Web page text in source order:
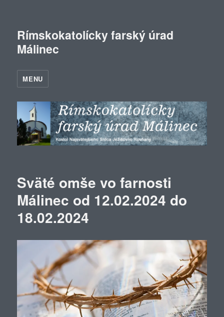
Rímskokatolícky farský úrad
Málinec
MENU
Sväté omše vo farnosti
Málinec od 12.02.2024 do
18.02.2024